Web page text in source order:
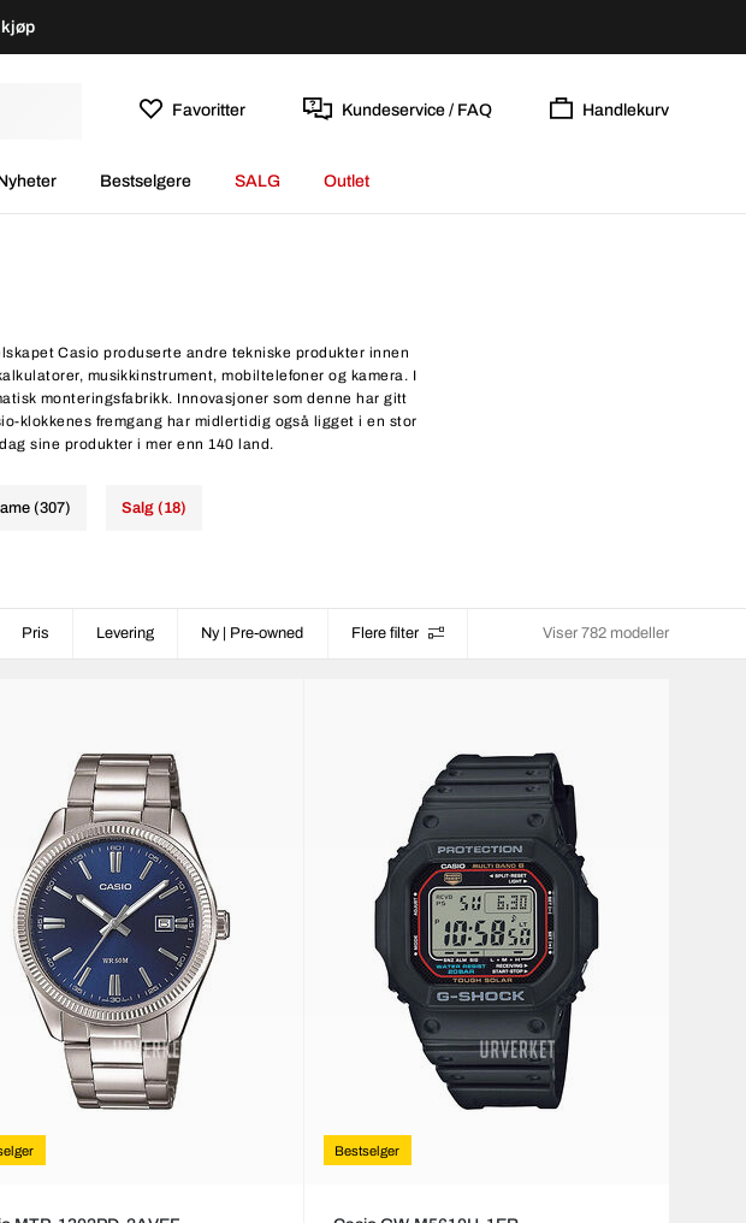
kjøp
Favoritter Kundeservice / FAQ Handlekurv
Bestselgere SALG Outlet
Casio produserte andre tekniske produkter innen
musikkinstrument, mobiltelefoner og kamera. I
monteringsfabrikk. Innovasjoner som denne har gitt
klokkenes fremgang har midlertidig også ligget i en stor
sine produkter i mer enn 140 land.
(307) Salg (18)
Pris Levering Ny | Pre-owned Flere filter Viser 782 modeller
Bestselger